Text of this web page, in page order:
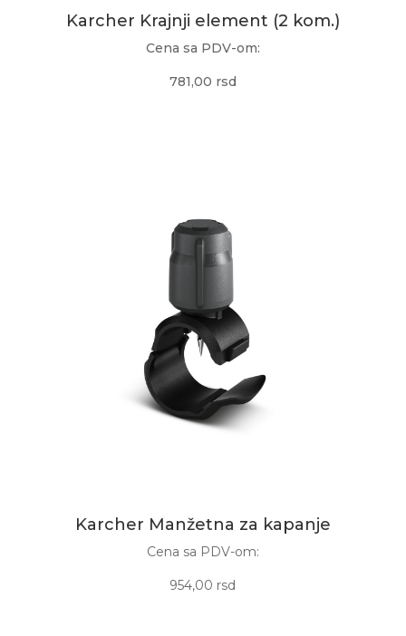
Karcher Krajnji element (2 kom.)
Cena sa PDV-om:
781,00 rsd
Karcher Manžetna za kapanje
Cena sa PDV-om:
954,00 rsd